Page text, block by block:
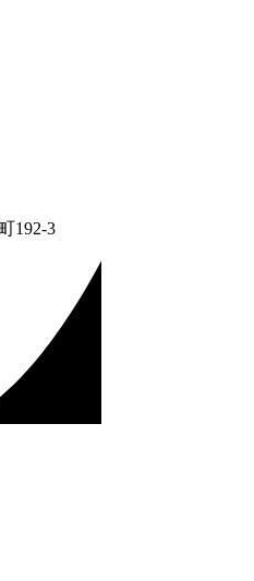
192-3